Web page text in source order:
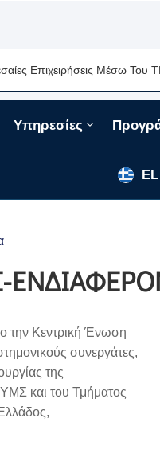
Μέσω Του ΤΕΠΙΧ ΙΙΙ
Υπηρεσίες
EL
EN
FR
Κεντρική Ένωση
συνεργάτες,
της
και του Τμήματος